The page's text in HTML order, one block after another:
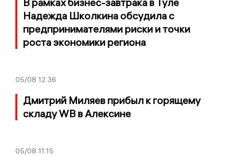
Надежда Школкина обсудила с
предпринимателями риски и точки
роста экономики региона
05/08 12:36
Дмитрий Миляев прибыл к горящему
складу WB в Алексине
05/08 11:15